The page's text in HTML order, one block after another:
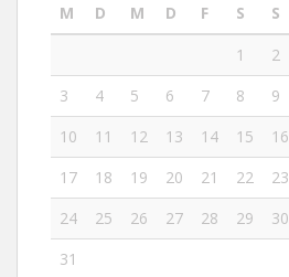
M
D M D F S
S
1
2
3
4 5 6 7 8
9
10
11 12 13 14 15
16
17
18 19 20 21 22
23
24
25 26 27 28 29
30
31